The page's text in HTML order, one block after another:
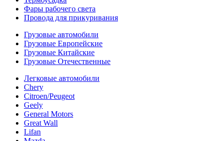
Фары рабочего света
Провода для прикуривания
Грузовые автомобили
Грузовые Европейские
Грузовые Китайские
Грузовые Отечественные
Легковые автомобили
Chery
Citroen/Peugeot
Geely
General Motors
Great Wall
Lifan